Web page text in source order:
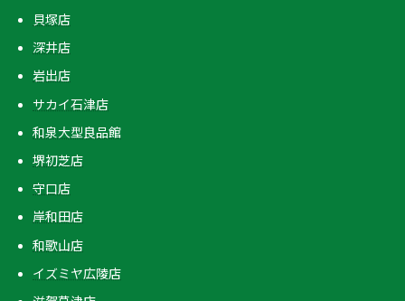
貝塚店
深井店
岩出店
サカイ石津店
和泉大型良品館
堺初芝店
守口店
岸和田店
和歌山店
イズミヤ広陵店